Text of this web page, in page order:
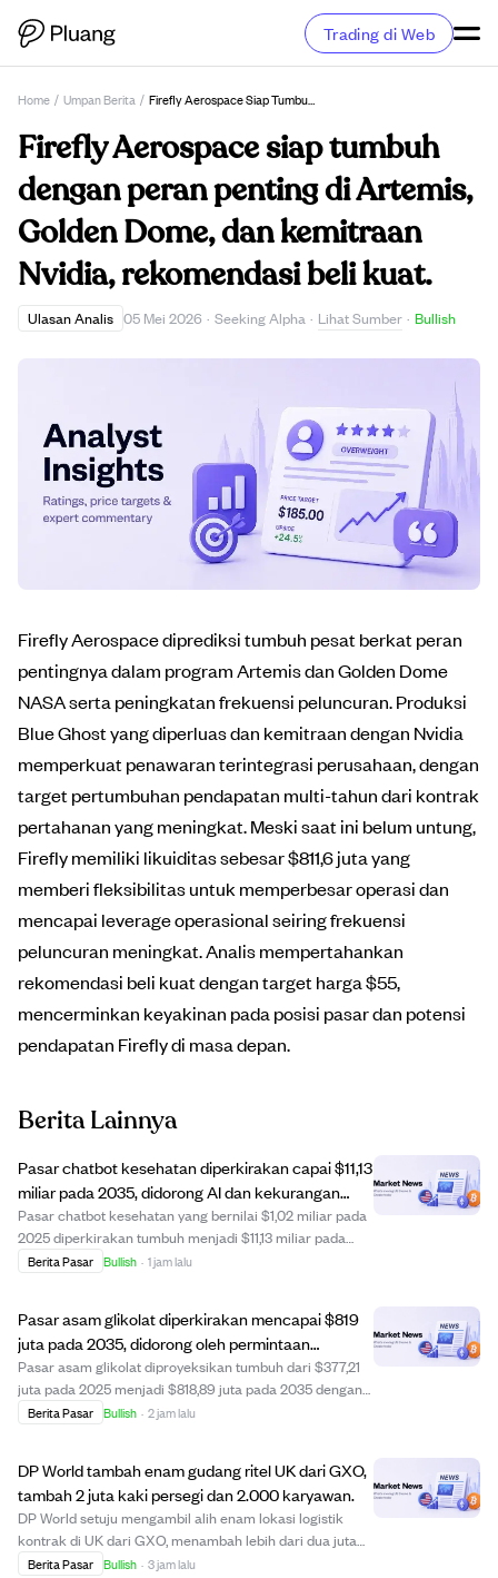
Trading di Web
Home / Umpan Berita / Firefly Aerospace Siap Tumbuh Dengan Peran Penting Di Artemis, Golden Dome, Dan Kemitraan Nvidia, Rekomendasi Beli Kuat.
Firefly Aerospace siap tumbuh
dengan peran penting di Artemis,
Golden Dome, dan kemitraan
Nvidia, rekomendasi beli kuat.
Ulasan Analis 05 Mei 2026 · Seeking Alpha · Lihat Sumber · Bullish
Firefly Aerospace diprediksi tumbuh pesat berkat peran
pentingnya dalam program Artemis dan Golden Dome
NASA serta peningkatan frekuensi peluncuran. Produksi
Blue Ghost yang diperluas dan kemitraan dengan Nvidia
memperkuat penawaran terintegrasi perusahaan, dengan
target pertumbuhan pendapatan multi-tahun dari kontrak
pertahanan yang meningkat. Meski saat ini belum untung,
Firefly memiliki likuiditas sebesar $811,6 juta yang
memberi fleksibilitas untuk memperbesar operasi dan
mencapai leverage operasional seiring frekuensi
peluncuran meningkat. Analis mempertahankan
rekomendasi beli kuat dengan target harga $55,
mencerminkan keyakinan pada posisi pasar dan potensi
pendapatan Firefly di masa depan.
Berita Lainnya
Pasar chatbot kesehatan diperkirakan capai $11,13
miliar pada 2035, didorong AI dan kekurangan
dokter.
Pasar chatbot kesehatan yang bernilai $1,02 miliar pada
2025 diperkirakan tumbuh menjadi $11,13 miliar pada
2035 dengan CAGR 27,05%. Pertumbuhan ini didorong
Berita Pasar Bullish · 1 jam lalu
Pasar asam glikolat diperkirakan mencapai $819
juta pada 2035, didorong oleh permintaan
skincare dan formulasi canggih.
Pasar asam glikolat diproyeksikan tumbuh dari $377,21
juta pada 2025 menjadi $818,89 juta pada 2035 dengan
CAGR 8,06%. Pertumbuhan didorong oleh meningkatnya
Berita Pasar Bullish · 2 jam lalu
DP World tambah enam gudang ritel UK dari GXO,
tambah 2 juta kaki persegi dan 2.000 karyawan.
DP World setuju mengambil alih enam lokasi logistik
kontrak di UK dari GXO, menambah lebih dari dua juta
kaki persegi ruang gudang dan 2.000 karyawan ke
Berita Pasar Bullish · 3 jam lalu